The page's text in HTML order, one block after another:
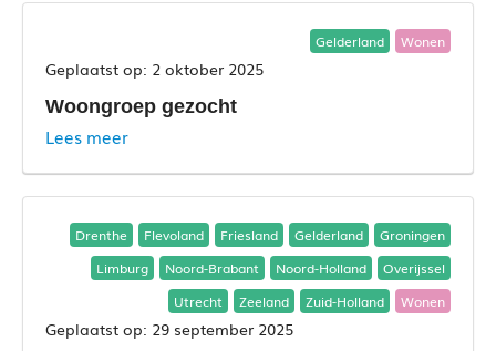
Gelderland Wonen
2 oktober 2025
Woongroep gezocht
Lees meer
Drenthe Flevoland Friesland Gelderland
Groningen
Limburg
Noord-Brabant Noord-Holland
Overijssel
Utrecht
Zeeland Zuid-Holland Wonen
29 september 2025